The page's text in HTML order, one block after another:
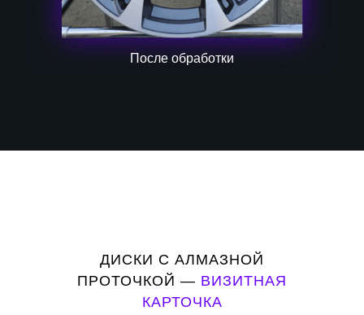
После обработки
ДИСКИ С АЛМАЗНОЙ
ПРОТОЧКОЙ — ВИЗИТНАЯ
КАРТОЧКА